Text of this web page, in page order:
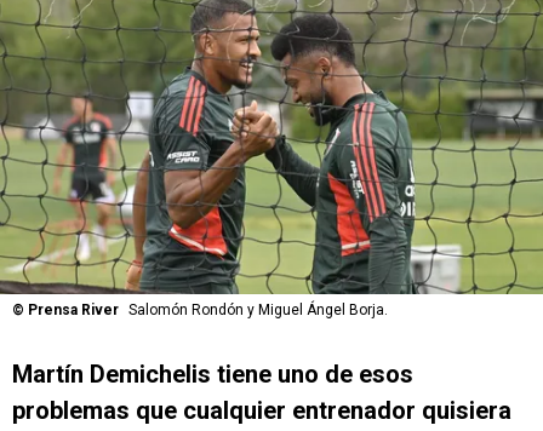
© Prensa River Salomón Rondón y Miguel Ángel Borja.
Martín Demichelis tiene uno de esos
problemas que cualquier entrenador quisiera